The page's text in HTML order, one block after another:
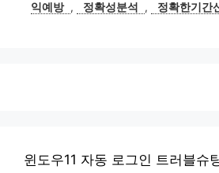
익예방 , 정확성분석 , 정확한기간
윈도우11 자동 로그인 트러블슈